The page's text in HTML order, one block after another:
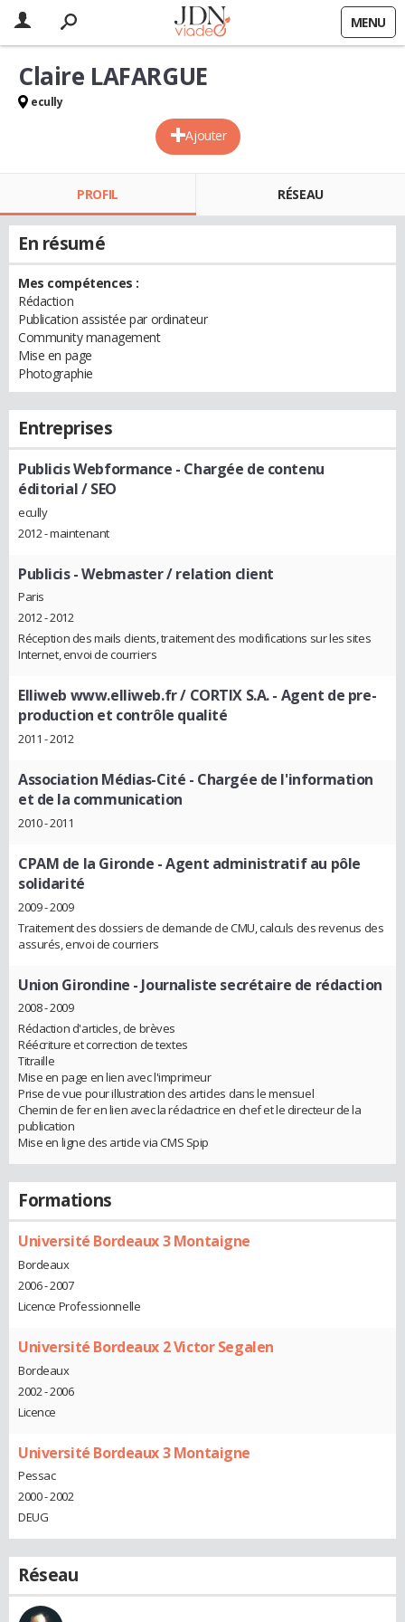
MENU
Ajouter
Claire LAFARGUE
ecully
PROFIL RÉSEAU
En résumé
Mes compétences :
Rédaction
Publication assistée par ordinateur
Community management
Mise en page
Photographie
Entreprises
Publicis Webformance - Chargée de contenu
éditorial / SEO
ecully
2012 - maintenant
Publicis- Webmaster / relation client
Paris
2012 - 2012
Réception des mails clients, traitement des modifications sur les sites
Internet, envoi de courriers
Elliweb www.elliweb.fr / CORTIX S.A.- Agent de pre-
production et contrôle qualité
2011 - 2012
Association Médias-Cité - Chargée de l'information
et de la communication
2010 - 2011
CPAM de la Gironde - Agent administratif au pôle
solidarité
2009 - 2009
Traitement des dossiers de demande de CMU, calculs des revenus des
assurés, envoi de courriers
Union Girondine - Journaliste secrétaire de rédaction
2008 - 2009
Rédaction d'articles, de brèves
Réécriture et correction de textes
Titraille
Mise en page en lien avec l'imprimeur
Prise de vue pour illustration des articles dans le mensuel
Chemin de fer en lien avec la rédactrice en chef et le directeur de la
publication
Mise en ligne des article via CMS Spip
Formations
Université Bordeaux 3 Montaigne
Bordeaux
2006 - 2007
Licence Professionnelle
Université Bordeaux 2 Victor Segalen
Bordeaux
2002 - 2006
Licence
Université Bordeaux 3 Montaigne
Pessac
2000 - 2002
DEUG
Réseau